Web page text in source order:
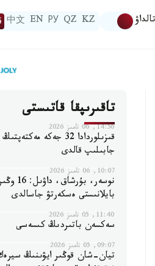
تالداۋ KZ
QZ
РУ
EN
中文
تاقىرىپقا قاتىستى
14:56, 06 تامىز 2026
قىزىلوردادا 32 جەكە
جابىلىپ قالدى
10:07, 06 تامىز 2026
نوسەر،
بايلانىستى ەسكەرتۋ جاسالدى
11:40, 05 تامىز 2026
سەكسەن باتىردىڭ كىسەسى
09:07, 05 تامىز 2026
تيان-شان قوڭىر ايۋىنىڭ